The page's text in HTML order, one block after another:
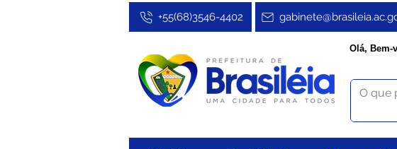
+55(68)3546-4402
Olá, Bem-